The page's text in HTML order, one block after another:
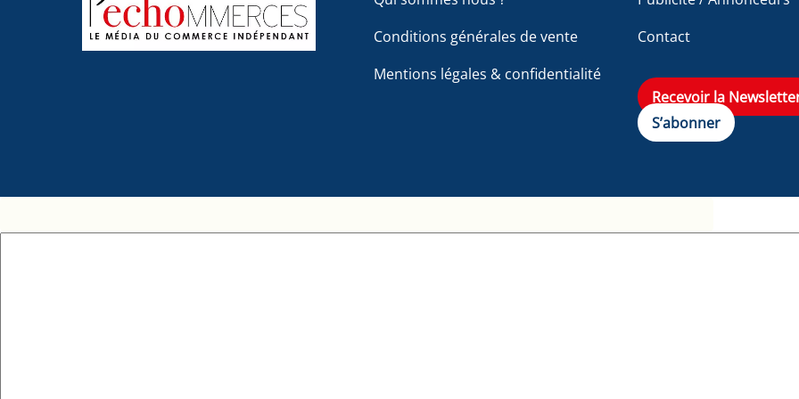
Conditions générales de vente
Mentions légales & confidentialité
Contact
Recevoir la
S’abonner